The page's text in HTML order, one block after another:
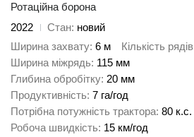
Ротаційна борона
2022
Стан новий
Ширина захвату 6 м Кількість рядів
Ширина міжрядь 115 мм
Глибина обробітку 20 мм
Продуктивність 7 га/год
Потрібна потужність трактора 80 к.с.
Робоча швидкість 15 км/год